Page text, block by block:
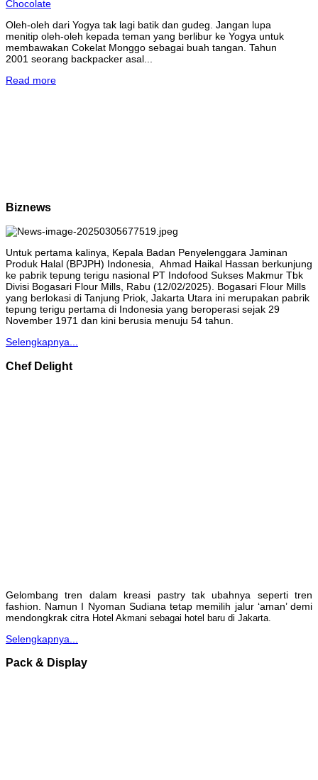
Oleh-oleh dari Yogya tak lagi batik dan gudeg. Jangan lupa
menitip oleh-oleh kepada teman yang berlibur ke Yogya untuk
membawakan Cokelat Monggo sebagai buah tangan. Tahun
2001 seorang backpacker asal...
Read more
Biznews
Untuk pertama kalinya, Kepala Badan Penyelenggara Jaminan
Produk Halal (BPJPH) Indonesia, Ahmad Haikal Hassan berkunjung
ke pabrik tepung terigu nasional PT Indofood Sukses Makmur Tbk
Divisi Bogasari Flour Mills, Rabu (12/02/2025). Bogasari Flour Mills
yang berlokasi di Tanjung Priok, Jakarta Utara ini merupakan pabrik
tepung terigu pertama di Indonesia yang beroperasi sejak 29
November 1971 dan kini berusia menuju 54 tahun.
Selengkapnya...
Chef Delight
Gelombang tren dalam kreasi pastry tak ubahnya seperti tren
fashion. Namun I Nyoman Sudiana tetap memilih jalur ‘aman’ demi
mendongkrak citra Hotel Akmani sebagai hotel baru di Jakarta.
Selengkapnya...
Pack & Display